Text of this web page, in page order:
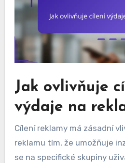
Jak ovlivňuje
výdaje na
Cílení reklamy má zásadní
reklamu tím, že umožňuje
se na specifické skupiny